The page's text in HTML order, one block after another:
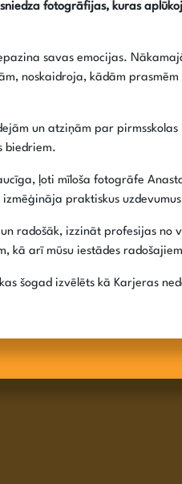
fotogrāfijas, kuras
savas emocijas.
noskaidroja, kādām
un atziņām par pirmsskolas
biedriem.
ļoti mīloša fotogrāfe
praktiskus
radošāk, izzināt profesijas no
kā arī mūsu iestādes
šogad izvēlēts kā Karjeras